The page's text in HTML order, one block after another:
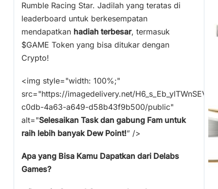
Rumble Racing Star. Jadilah yang teratas di
leaderboard untuk berkesempatan
mendapatkan hadiah terbesar, termasuk
$GAME Token yang bisa ditukar dengan
Crypto!
<img style="width: 100%;"
src="https://imagedelivery.net/
c0db-4a63-a649-d58b43f9b500/public"
alt="Selesaikan Task dan gabung Fam untuk
raih lebih banyak Dew Point!” />
Apa yang Bisa Kamu Dapatkan dari Delabs
Games?